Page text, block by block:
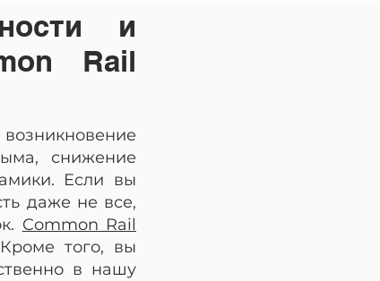
и
Rail
снижение
Если вы
даже не все,
Common Rail
того, вы
в нашу